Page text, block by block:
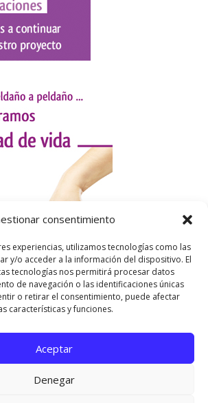
consentimiento
experiencias, utilizamos tecnologías como las
y/o acceder a la información del dispositivo. El
tecnologías nos permitirá procesar datos
de navegación o las identificaciones únicas
o retirar el consentimiento, puede afectar
características y funciones.
Aceptar
Denegar
ofrecerte la mejor experiencia en
sobre qué cookies utilizamos o